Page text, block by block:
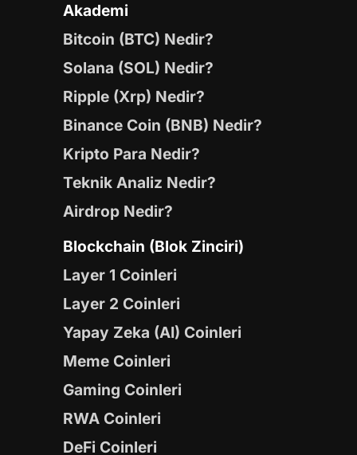
Akademi
Bitcoin (BTC) Nedir?
Solana (SOL) Nedir?
Ripple (Xrp) Nedir?
Binance Coin (BNB) Nedir?
Kripto Para Nedir?
Teknik Analiz Nedir?
Airdrop Nedir?
Blockchain (Blok Zinciri)
Layer 1 Coinleri
Layer 2 Coinleri
Yapay Zeka (AI) Coinleri
Meme Coinleri
Gaming Coinleri
RWA Coinleri
DeFi Coinleri